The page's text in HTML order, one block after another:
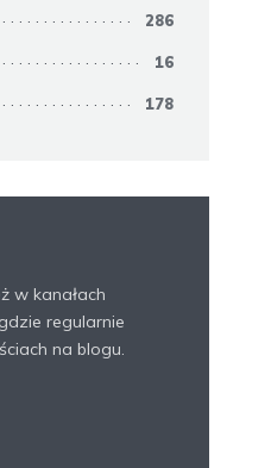
286
16
178
w kanałach
regularnie
na blogu.